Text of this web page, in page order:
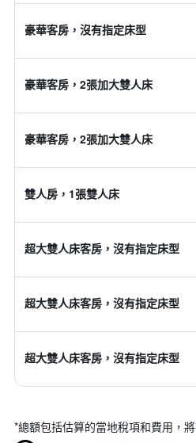
豪華客房，沒有指定床型
豪華客房，2張加大雙人床
豪華客房，2張加大雙人床
雙人房，1張雙人床
超大雙人床客房，沒有指定床型
超大雙人床客房，沒有指定床型
超大雙人床客房，沒有指定床型
*總額包括估算的當地稅項和費用，